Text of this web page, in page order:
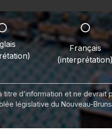
Français
titre d’information et ne
législative du Nouveau-